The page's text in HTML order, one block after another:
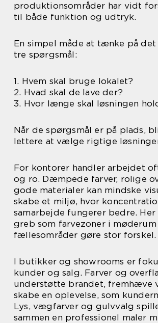
produktionsområder har vidt
til både funktion og udtryk.
En simpel måde at tænke på
tre spørgsmål:
1. Hvem skal bruge lokalet?
2. Hvad skal de lave der?
3. Hvor længe skal løsningen
Når de spørgsmål er på plads,
lettere at vælge rigtige
For kontorer handler arbejdet
og ro. Dæmpede farver, rolige
gode materialer kan mindske
skabe et miljø, hvor
samarbejde fungerer bedre. Her
greb som farvezoner i møderum
fællesområder gøre stor forskel.
I butikker og showrooms er
kunder og salg. Farver og
understøtte brandet, fremhæve
skabe en oplevelse, som
Lys, vægfarver og gulvvalg
sammen en professionel maler